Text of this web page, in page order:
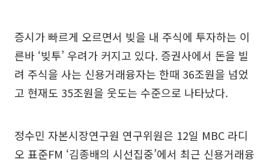
증시가 빠르게 오르면서 빚을 내 주식에 투자하는 이
른바 ‘빚투’ 우려가 커지고 있다. 증권사에서 돈을 빌
려 주식을 사는 신용거래융자는 한때 36조원을 넘었
고 현재도 35조원을 웃도는 수준으로 나타났다.
정수민 자본시장연구원 연구위원은 12일 MBC 라디
오 표준FM ‘김종배의 시선집중’에서 최근 신용거래융